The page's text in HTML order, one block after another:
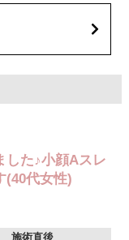
した♪小顔Aスレ
(40代女性)
施術直後